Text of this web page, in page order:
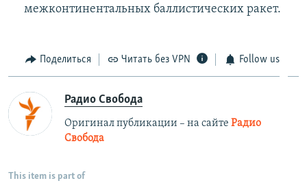
межконтинентальных баллистических ракет.
Поделиться Читать без VPN Follow us
Радио Свобода
Оригинал публикации – на сайте Радио
Свобода
This item is part of